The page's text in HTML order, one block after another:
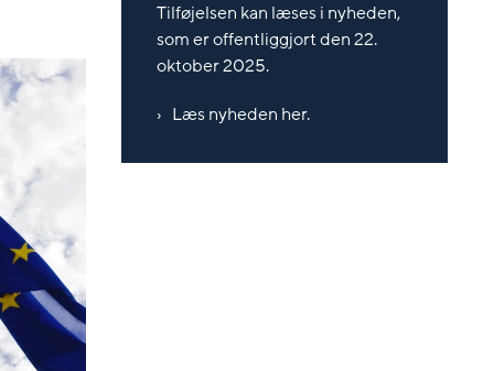
Tilføjelsen kan læses i nyheden,
som er offentliggjort den 22.
oktober 2025.
Læs nyheden her.